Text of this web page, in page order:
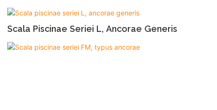
Scala Piscinae Seriei L, Ancorae Generis